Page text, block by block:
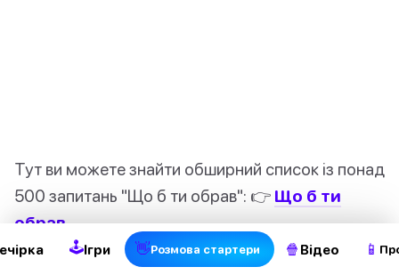
2
Тут ви можете знайти обширний список із понад
500 запитань "Що б ти обрав": 👉 Що б ти
обрав
🕹Ігри 👋Pозмова стартери 🍿 Відео 📱